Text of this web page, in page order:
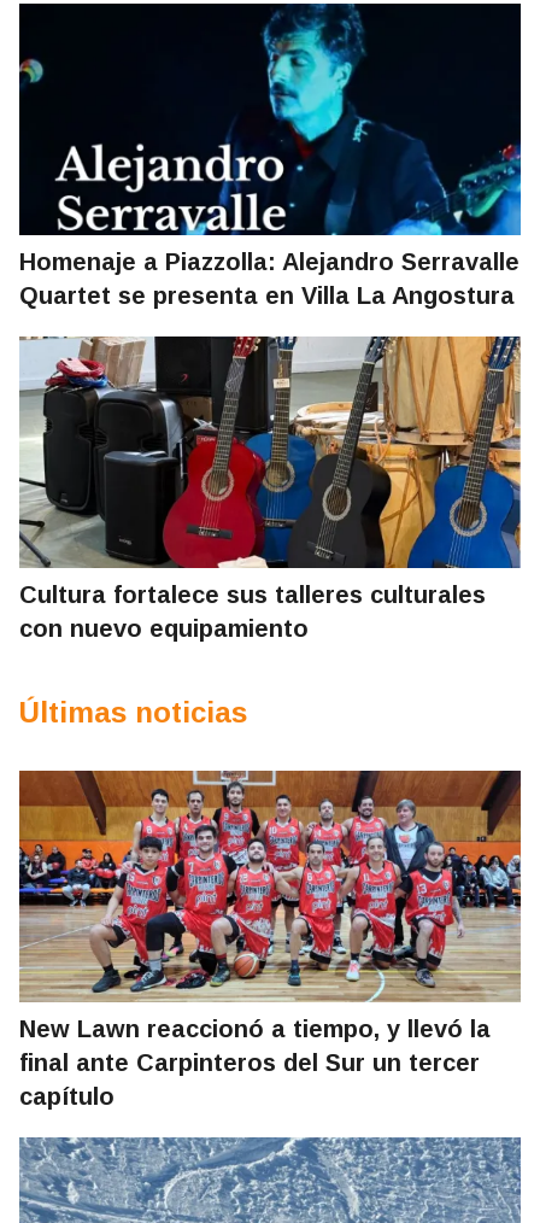
Homenaje a Piazzolla: Alejandro Serravalle
Quartet se presenta en Villa La Angostura
Cultura fortalece sus talleres culturales
con nuevo equipamiento
Últimas noticias
New Lawn reaccionó a tiempo, y llevó la
final ante Carpinteros del Sur un tercer
capítulo